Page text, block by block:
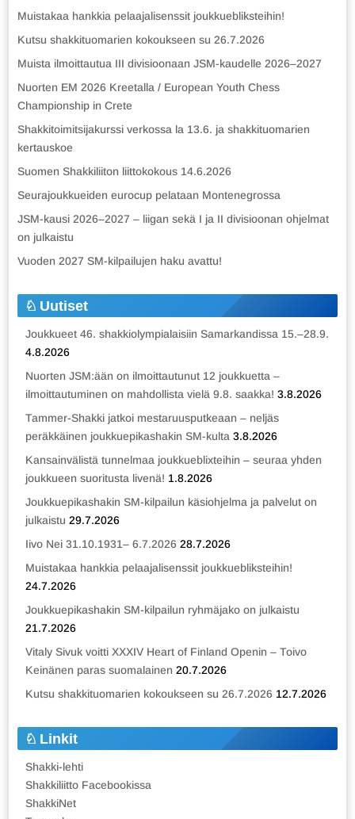
Muistakaa hankkia pelaajalisenssit joukkuebliksteihin!
Kutsu shakkituomarien kokoukseen su 26.7.2026
Muista ilmoittautua III divisioonaan JSM-kaudelle 2026–2027
Nuorten EM 2026 Kreetalla / European Youth Chess
Championship in Crete
Shakkitoimitsijakurssi verkossa la 13.6. ja shakkituomarien
kertauskoe
Suomen Shakkiliiton liittokokous 14.6.2026
Seurajoukkueiden eurocup pelataan Montenegrossa
JSM-kausi 2026–2027 – liigan sekä I ja II divisioonan ohjelmat
on julkaistu
Vuoden 2027 SM-kilpailujen haku avattu!
Uutiset
Joukkueet 46. shakkiolympialaisiin Samarkandissa 15.–28.9.
4.8.2026
Nuorten JSM:ään on ilmoittautunut 12 joukkuetta –
ilmoittautuminen on mahdollista vielä 9.8. saakka! 3.8.2026
Tammer-Shakki jatkoi mestaruusputkeaan – neljäs
peräkkäinen joukkuepikashakin SM-kulta 3.8.2026
Kansainvälistä tunnelmaa joukkueblixteihin – seuraa yhden
joukkueen suoritusta livenä! 1.8.2026
Joukkuepikashakin SM-kilpailun käsiohjelma ja palvelut on
julkaistu 29.7.2026
Iivo Nei 31.10.1931– 6.7.2026 28.7.2026
Muistakaa hankkia pelaajalisenssit joukkuebliksteihin!
24.7.2026
Joukkuepikashakin SM-kilpailun ryhmäjako on julkaistu
21.7.2026
Vitaly Sivuk voitti XXXIV Heart of Finland Openin – Toivo
Keinänen paras suomalainen 20.7.2026
Kutsu shakkituomarien kokoukseen su 26.7.2026 12.7.2026
Linkit
Shakki-lehti
Shakkiliitto Facebookissa
ShakkiNet